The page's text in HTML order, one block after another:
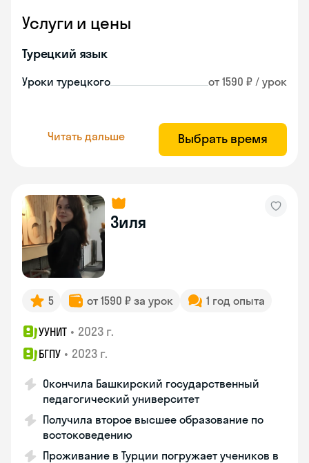
Услуги и цены
Турецкий язык
Уроки турецкого от 1590 ₽ / урок
Читать дальше Выбрать время
Зиля
5 от 1590 ₽ за урок 1 год опыта
УУНИТ • 2023 г.
БГПУ • 2023 г.
Окончила Башкирский государственный
педагогический университет
Получила второе высшее образование по
востоковедению
Проживание в Турции погружает учеников в